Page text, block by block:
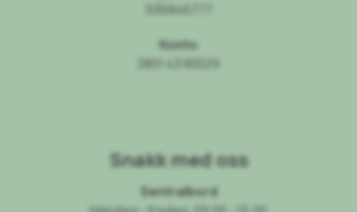
936846777
Konto
2801 43 80029
Snakk med oss
Sentralbord